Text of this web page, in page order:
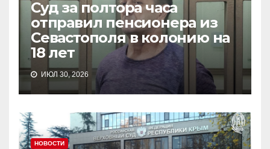
Суд за полтора часа
отправил пенсионера из
Севастополя в колонию на
18 лет
ИЮЛ 30, 2026
НОВОСТИ